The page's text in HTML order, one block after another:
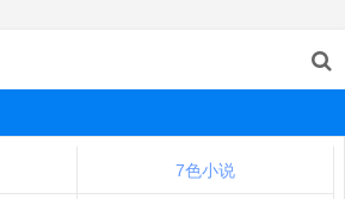
7色小说